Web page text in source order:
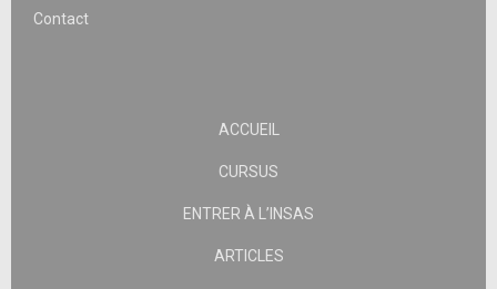
Contact
ACCUEIL
CURSUS
ENTRER À L’INSAS
ARTICLES